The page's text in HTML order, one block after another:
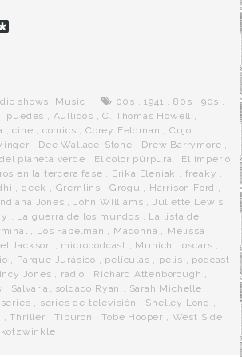
r
a
shows, Music 00s ,1941 , 80s , 90s ,
puedes , Aullidos ,C. Thomas Howell ,
,cine , comics ,Corey Feldman , Cujo ,
, Dee Wallace-Stone , Drew Barrymore ,
planeta verde , El color púrpura , El imperio
en la tercera fase , Erika Eleniak , freaky ,
,geek , Gremlins ,Grogu , Harrison Ford ,
Jones ,John Williams , Juliette Lewis ,
, La guerra de los mundos , La lista de
, Los Fabelman , Madonna , Melissa
Jackson , micropodcast , Munich , oscars ,
, Parque Jurásico , películas , pelis , podcast
Jones , radio , Richard Attenborough ,
, Salvar al soldado Ryan , Sarah Michelle
series , series de televisión , Shelley Long ,
,Thriller ,Tiburon ,Tobe Hooper , West Side